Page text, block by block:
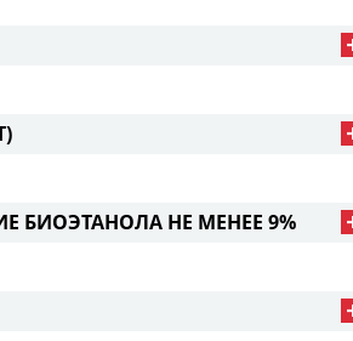
БИОЭТАНОЛА НЕ МЕНЕЕ 9%